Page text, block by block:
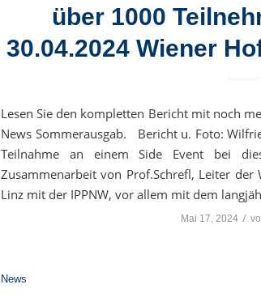
über 1000
30.04.2024 Wiener
Lesen Sie den kompletten Bericht mit noch
News Sommerausgab. Bericht u. Foto:
Teilnahme an einem Side Event bei
Zusammenarbeit von Prof.Schrefl, Leiter
Linz mit der IPPNW, vor allem mit dem
Mai 17, 2024 /
News